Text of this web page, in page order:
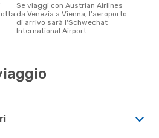
Se viaggi con Austrian Airlines
da Venezia a Vienna, l'aeroporto
di arrivo sarà l'Schwechat
International Airport.